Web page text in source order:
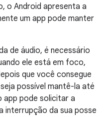
o Android apresenta a
um app pode manter
de áudio, é necessário
ele está em foco,
que você consegue
possível mantê-la até
app pode solicitar a
interrupção da sua posse